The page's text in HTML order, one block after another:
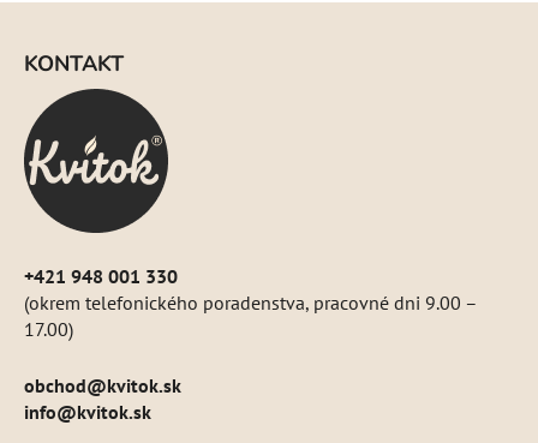
KONTAKT
+421 948 001 330
(okrem telefonického poradenstva, pracovné dni 9.00 –
17.00)
obchod@kvitok.sk
info@kvitok.sk